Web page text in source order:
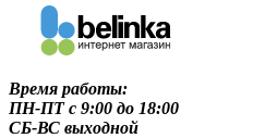
Время работы:
ПН-ПТ c 9:00 до 18:00
СБ-ВС выходной